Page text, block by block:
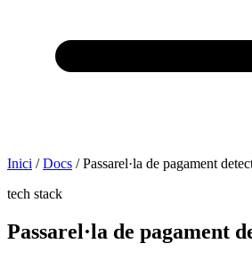
Inici / Docs / Passarel·la de pagament
tech stack
Passarel·la de pagament